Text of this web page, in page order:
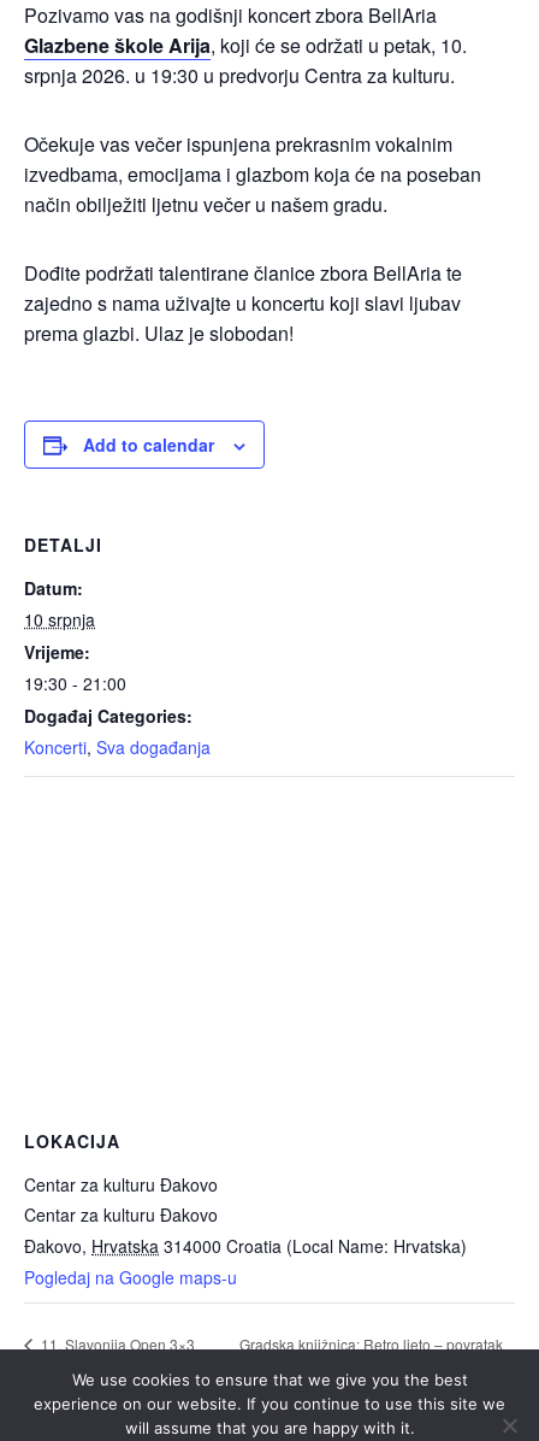
Pozivamo vas na godišnji koncert zbora BellAria
Glazbene škole Arija, koji će se održati u petak, 10.
srpnja 2026. u 19:30 u predvorju Centra za kulturu.
Očekuje vas večer ispunjena prekrasnim vokalnim
izvedbama, emocijama i glazbom koja će na poseban
način obilježiti ljetnu večer u našem gradu.
Dođite podržati talentirane članice zbora BellAria te
zajedno s nama uživajte u koncertu koji slavi ljubav
prema glazbi. Ulaz je slobodan!
Add to calendar
DETALJI
Datum:
10 srpnja
Vrijeme:
19:30 - 21:00
Događaj Categories:
Koncerti, Sva događanja
LOKACIJA
Centar za kulturu Đakovo
Centar za kulturu Đakovo
Đakovo, Hrvatska 314000 Croatia (Local Name: Hrvatska)
Pogledaj na Google maps-u
11. Slavonija Open 3×3
Đakovo
Gradska knjižnica: Retro ljeto – povratak
u 90-e
We use cookies to ensure that we give you the best
experience on our website. If you continue to use this site we
will assume that you are happy with it.